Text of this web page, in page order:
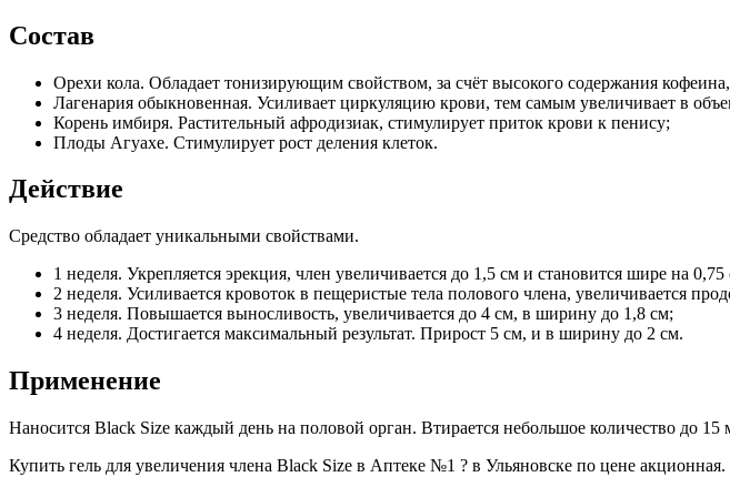
Состав
Орехи кола. Обладает тонизирующим свойством, за счёт высокого содержания
Лагенария обыкновенная. Усиливает циркуляцию крови, тем самым увеличивает в
Корень имбиря. Растительный афродизиак, стимулирует приток крови к пенису;
Плоды Агуахе. Стимулирует рост деления клеток.
Действие
Средство обладает уникальными свойствами.
1 неделя. Укрепляется эрекция, член увеличивается до 1,5 см и становится шире на 0,75
2 неделя. Усиливается кровоток в пещеристые тела полового члена, увеличивается
3 неделя. Повышается выносливость, увеличивается до 4 см, в ширину до 1,8 см;
4 неделя. Достигается максимальный результат. Прирост 5 см, и в ширину до 2 см.
Применение
Наносится Black Size каждый день на половой орган. Втирается небольшое количество до
Купить гель для увеличения члена Black Size в Аптеке №1 ? в Ульяновске по цене